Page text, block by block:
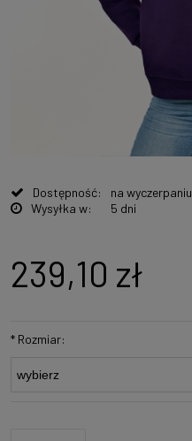
Dostępność:
na wyczerpaniu
Wysyłka w:
5 dni
239,10 zł
* Rozmiar: